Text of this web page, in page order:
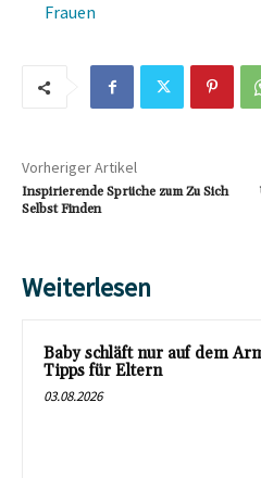
Frauen
Vorheriger Artikel
Inspirierende Sprüche zum Zu Sich
Selbst Finden
Weiterlesen
Baby schläft nur auf dem
Tipps für Eltern
03.08.2026